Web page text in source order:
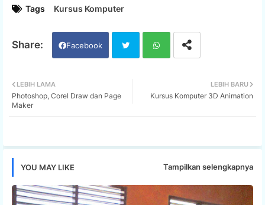
Tags Kursus Komputer
Facebook
tter ats
LEBIH BARU
Kursus Komputer 3D Animation
LEBIH LAMA
Photoshop, Corel Draw dan Page
Maker
YOU MAY LIKE Tampilkan selengkapnya